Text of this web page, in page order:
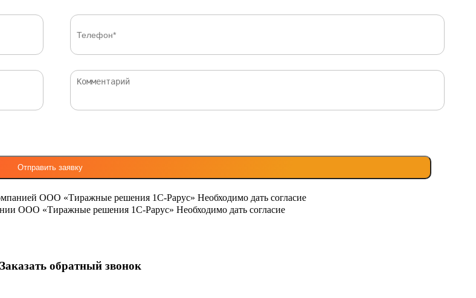
ООО «Тиражные решения 1С-Рарус» Необходимо дать согласие
ООО «Тиражные решения 1С-Рарус» Необходимо дать согласие
Заказать обратный звонок